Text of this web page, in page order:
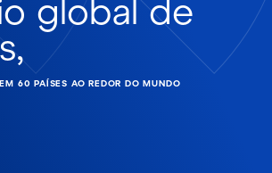
global de
60 PAÍSES AO REDOR DO MUNDO